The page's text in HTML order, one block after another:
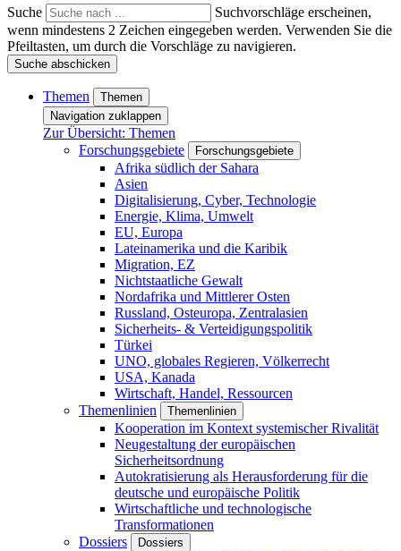
Suche
Suchvorschläge erscheinen,
wenn mindestens 2 Zeichen eingegeben werden. Verwenden Sie die
Pfeiltasten, um durch die Vorschläge zu navigieren.
Suche abschicken
Themen
Themen
Navigation zuklappen
Zur Übersicht: Themen
Forschungsgebiete
Forschungsgebiete
Afrika südlich der Sahara
Asien
Digitalisierung, Cyber, Technologie
Energie, Klima, Umwelt
EU, Europa
Lateinamerika und die Karibik
Migration, EZ
Nichtstaatliche Gewalt
Nordafrika und Mittlerer Osten
Russland, Osteuropa, Zentralasien
Sicherheits- & Verteidigungspolitik
Türkei
UNO, globales Regieren, Völkerrecht
USA, Kanada
Wirtschaft, Handel, Ressourcen
Themenlinien
Themenlinien
Kooperation im Kontext systemischer Rivalität
Neugestaltung der europäischen
Sicherheitsordnung
Autokratisierung als Herausforderung für die
deutsche und europäische Politik
Wirtschaftliche und technologische
Transformationen
Dossiers
Dossiers